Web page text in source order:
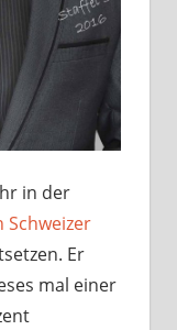
in der
Schweizer
Er
mal einer